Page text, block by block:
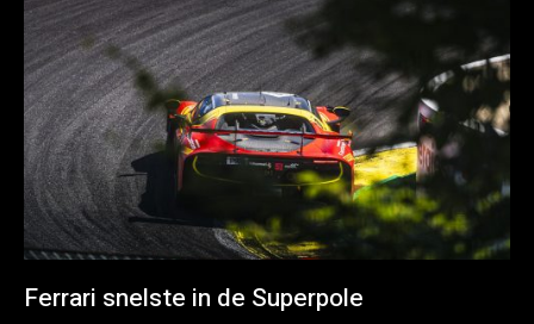
Ferrari snelste in de Superpole